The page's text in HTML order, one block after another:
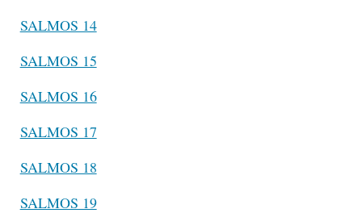
SALMOS 14
SALMOS 15
SALMOS 16
SALMOS 17
SALMOS 18
SALMOS 19